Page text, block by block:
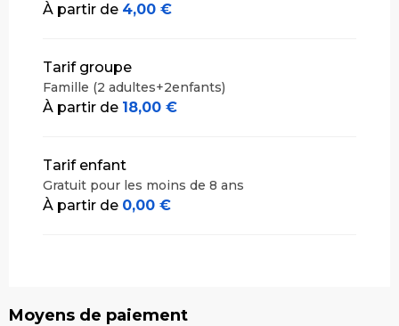
À partir de 4,00 €
Tarif groupe
Famille (2 adultes+2enfants)
À partir de 18,00 €
Tarif enfant
Gratuit pour les moins de 8 ans
À partir de 0,00 €
Moyens de paiement